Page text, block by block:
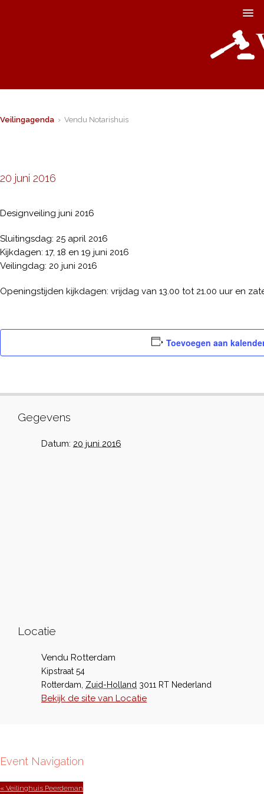
Veilingagenda › Vendu Notarishuis
20 juni 2016
Designveiling juni 2016
Sluitingsdag: 25 april 2016
Kijkdagen: 17, 18 en 19 juni 2016
Veilingdag: 20 juni 2016
Openingstijden kijkdagen: vrijdag van 13.00 tot 21.00 uur en
Toevoegen aan
Gegevens
Datum: 20 juni 2016
Locatie
Vendu Rotterdam
Kipstraat 54
Rotterdam Zuid-Holland 3011 RT Nederland
Bekijk de site van Locatie
Event Navigation
« Veilinghuis Peerdeman